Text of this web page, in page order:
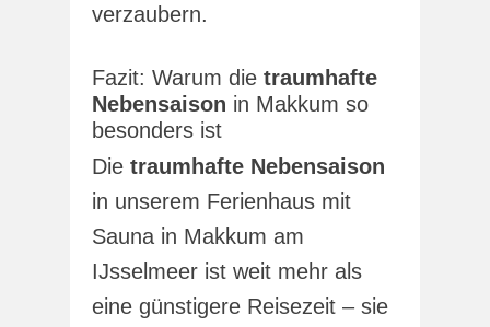
verzaubern.
Fazit: Warum die traumhafte
Nebensaison in Makkum so
besonders ist
Die traumhafte Nebensaison
in unserem Ferienhaus mit
Sauna in Makkum am
IJsselmeer ist weit mehr als
eine günstigere Reisezeit – sie